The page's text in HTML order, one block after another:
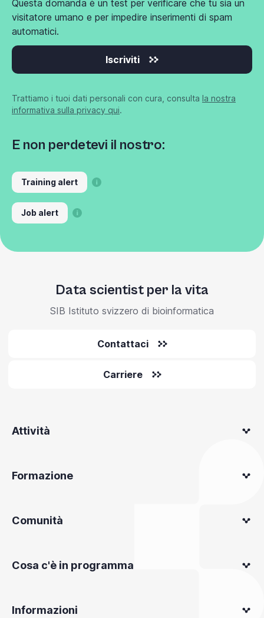
Questa domanda è un test per verificare che tu sia un
visitatore umano e per impedire inserimenti di spam
automatici.
Iscriviti
Trattiamo i tuoi dati personali con cura, consulta la nostra
informativa sulla privacy qui.
E non perdetevi il nostro:
Training alert
Job alert
Data scientist per la vita
SIB Istituto svizzero di bioinformatica
Contattaci
Carriere
Attività
Formazione
Comunità
Cosa c'è in programma
Informazioni